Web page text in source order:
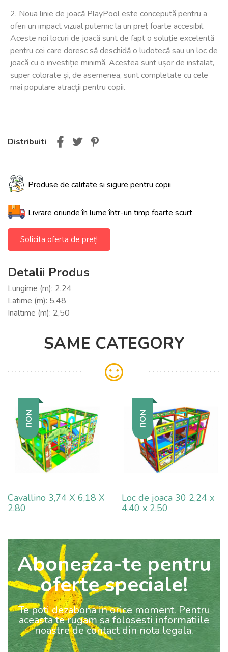
2. Noua linie de joacă PlayPool este concepută pentru a
oferi un impact vizual puternic la un preț foarte accesibil.
Aceste noi locuri de joacă sunt de fapt o soluție excelentă
pentru cei care doresc să deschidă o ludotecă sau un loc de
joacă cu o investiție minimă. Acestea sunt ușor de instalat,
super colorate și, de asemenea, sunt completate cu cele
mai populare atracții pentru copii.
Distribuiti
Produse de calitate si sigure pentru copii
Livrare oriunde în lume într-un timp foarte scurt
Solicita oferta de preț!
Detalii Produs
Lungime (m): 2,24
Latime (m): 5,48
Inaltime (m): 2,50
SAME CATEGORY
NOU
Cavallino 3,74 X 6,18 X
2,80
NOU
Loc de joaca 30 2,24 x
4,40 x 2,50
Aboneaza-te pentru
oferte speciale!
Te poti dezabona in orice moment. Pentru
aceasta te rugam sa folosesti informatiile
noastre de contact din nota legala.